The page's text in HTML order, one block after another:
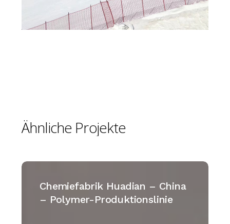
Ähnliche Projekte
Chemiefabrik
HuadianChemiefabrik Huadian – China
– Polymer-Produktionslinie